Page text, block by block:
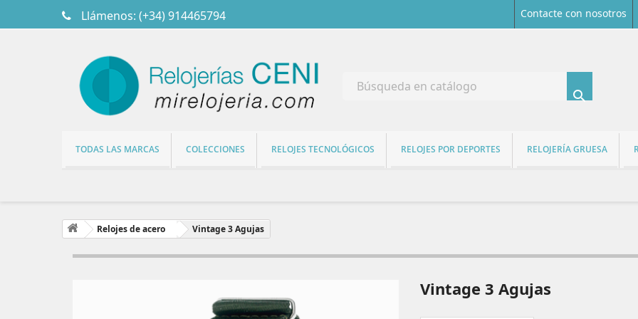
Llámenos: (+34) 914465794 Contacte con nosotros

TODAS LAS MARCAS COLECCIONES RELOJES TECNOLÓGICOS RELOJES POR DEPORTES RELOJERÍA GRUESA
Relojes de acero Vintage 3 Agujas
Vintage 3 Agujas